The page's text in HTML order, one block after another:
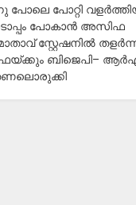
പോലെ പോറ്റി
പോകാൻ അസിഫ
മാതാവ് സ്റ്റേഷനിൽ
ബിജെപി–